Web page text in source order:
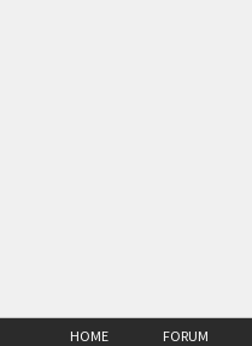
HOME FORUM